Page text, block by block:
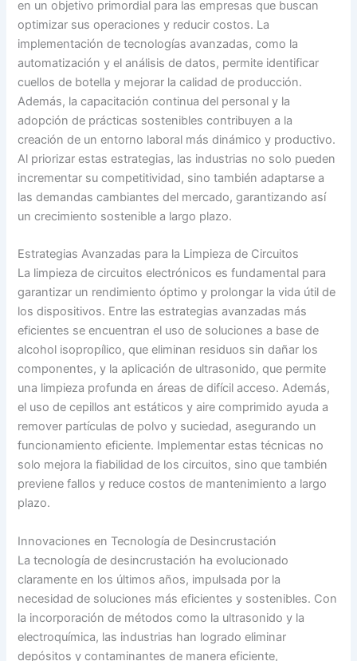
en un objetivo primordial para las empresas que buscan
optimizar sus operaciones y reducir costos. La
implementación de tecnologías avanzadas, como la
automatización y el análisis de datos, permite identificar
cuellos de botella y mejorar la calidad de producción.
Además, la capacitación continua del personal y la
adopción de prácticas sostenibles contribuyen a la
creación de un entorno laboral más dinámico y productivo.
Al priorizar estas estrategias, las industrias no solo pueden
incrementar su competitividad, sino también adaptarse a
las demandas cambiantes del mercado, garantizando así
un crecimiento sostenible a largo plazo.
Estrategias Avanzadas para la Limpieza de Circuitos
La limpieza de circuitos electrónicos es fundamental para
garantizar un rendimiento óptimo y prolongar la vida útil de
los dispositivos. Entre las estrategias avanzadas más
eficientes se encuentran el uso de soluciones a base de
alcohol isopropílico, que eliminan residuos sin dañar los
componentes, y la aplicación de ultrasonido, que permite
una limpieza profunda en áreas de difícil acceso. Además,
el uso de cepillos ant estáticos y aire comprimido ayuda a
remover partículas de polvo y suciedad, asegurando un
funcionamiento eficiente. Implementar estas técnicas no
solo mejora la fiabilidad de los circuitos, sino que también
previene fallos y reduce costos de mantenimiento a largo
plazo.
Innovaciones en Tecnología de Desincrustación
La tecnología de desincrustación ha evolucionado
claramente en los últimos años, impulsada por la
necesidad de soluciones más eficientes y sostenibles. Con
la incorporación de métodos como la ultrasonido y la
electroquímica, las industrias han logrado eliminar
depósitos y contaminantes de manera eficiente,